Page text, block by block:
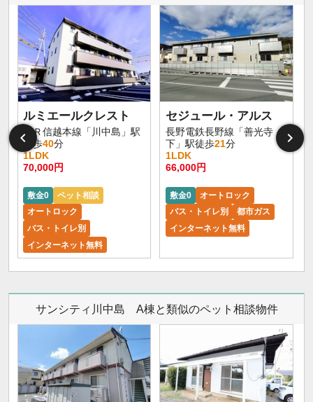
ルミエールクレスト
ＪＲ信越本線「川中島」駅
徒歩40分
1LDK
70,000円
敷金0
ペット相談
オートロック
バス・トイレ別
インターネット無料
セジュール・アルス
長野電鉄長野線「善光寺
下」駅徒歩21分
1LDK
66,000円
敷金0
オートロック
バス・トイレ別
都市ガス
インターネット無料
サンシティ川中島 A棟と類似のペット相談物件